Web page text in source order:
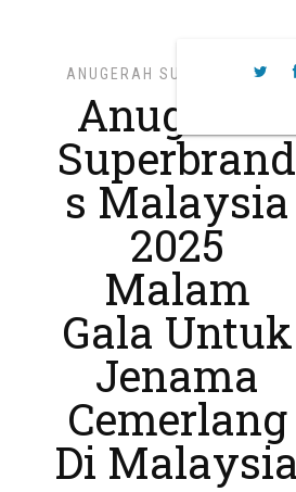
ANUGERAH SUPERBRANDS
Anugerah
Superbrand
s Malaysia
2025
Malam
Gala Untuk
Jenama
Cemerlang
Di Malaysia